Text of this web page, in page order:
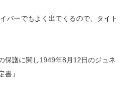
バーでもよく出てくるので、タイト
保護に関し1949年8月12日のジュネ
書」